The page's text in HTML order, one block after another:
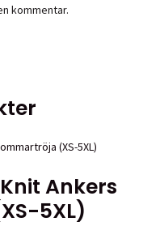
kommentar.
Ankers
5XL)